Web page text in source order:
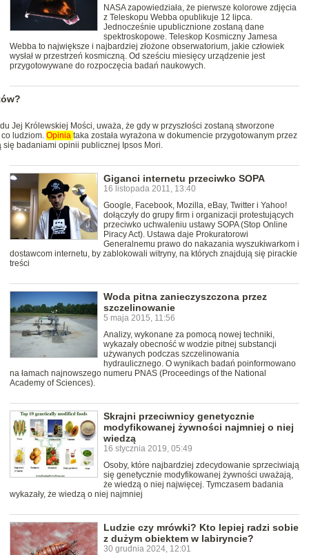
NASA zapowiedziała, że pierwsze kolorowe zdjęcia
z Teleskopu Webba opublikuje 12 lipca.
Jednocześnie upublicznione zostaną dane
spektroskopowe. Teleskop Kosmiczny Jamesa
Webba to największe i najbardziej złożone obserwatorium, jakie człowiek
wysłał w przestrzeń kosmiczną. Od sześciu miesięcy urządzenie jest
przygotowywane do rozpoczęcia badań naukowych.
Jej Królewskiej Mości, uważa, że gdy w przyszłości zostaną stworzone
ludziom. Opinia taka została wyrażona w dokumencie przygotowanym przez
badaniami opinii publicznej Ipsos Mori.
Giganci internetu przeciwko SOPA
16 listopada 2011, 13:40
Google, Facebook, Mozilla, eBay, Twitter i Yahoo!
dołączyły do grupy firm i organizacji protestujących
przeciwko uchwaleniu ustawy SOPA (Stop Online
Piracy Act). Ustawa daje Prokuratorowi
Generalnemu prawo do nakazania wyszukiwarkom i
dostawcom internetu, by zablokowali witryny, na których znajdują się pirackie
treści
Woda pitna zanieczyszczona przez
szczelinowanie
5 maja 2015, 11:56
Analizy, wykonane za pomocą nowej techniki,
wykazały obecność w wodzie pitnej substancji
używanych podczas szczelinowania
hydraulicznego. O wynikach badań poinformowano
na łamach najnowszego numeru PNAS (Proceedings of the National
Academy of Sciences).
Skrajni przeciwnicy genetycznie
modyfikowanej żywności najmniej o niej
wiedzą
16 stycznia 2019, 05:49
Osoby, które najbardziej zdecydowanie sprzeciwiają
się genetycznie modyfikowanej żywności uważają,
że wiedzą o niej najwięcej. Tymczasem badania
wykazały, że wiedzą o niej najmniej
Ludzie czy mrówki? Kto lepiej radzi sobie
z dużym obiektem w labiryncie?
30 grudnia 2024, 12:01